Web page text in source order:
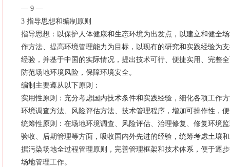
— 9 —
3 指导思想和编制原则
指导思想：以保护人体健康和生态环境为出发点，以建立和健全
作方法、提高环境管理能力为目标，以现有的研究和实践经验为
经验，并基于中国的实际情况，提出技术可行、便捷实用、完整
防范场地环境风险，保障环境安全。
编制主要遵从以下原则：
实用性原则：充分考虑国内技术条件和实践经验，细化各项工作
环境调查方法、风险评估方法、技术管理程序，增加可操作性，
统筹性原则：在场地环境调查、风险评估、治理修复、修复环境
验收、后期管理等方面，吸收国内外先进的经验，统筹考虑土壤
据污染场地全过程管理原则，完善管理框架和技术体系，便于逐
场地管理工作。